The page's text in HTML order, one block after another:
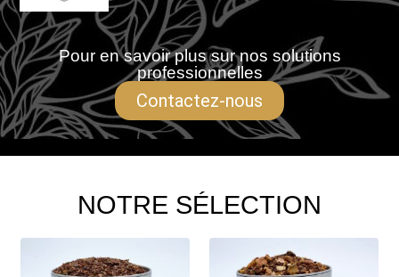
Pour en savoir plus sur nos solutions
professionnelles
Contactez-nous
NOTRE SÉLECTION